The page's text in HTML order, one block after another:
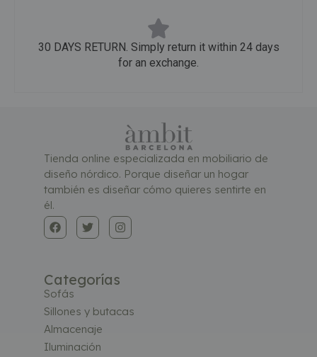
30 DAYS RETURN. Simply return it within 24 days
for an exchange.
Tienda online especializada en mobiliario de
diseño nórdico. Porque diseñar un hogar
también es diseñar cómo quieres sentirte en
él.
Categorías
Sofás
Sillones y butacas
Almacenaje
Iluminación